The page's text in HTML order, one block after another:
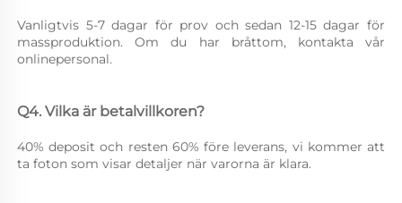
Vanligtvis 5-7 dagar för prov och sedan 12-15 dagar för
massproduktion. Om du har bråttom, kontakta vår
onlinepersonal.
Q4. Vilka är betalvillkoren?
40% deposit och resten 60% före leverans, vi kommer att
ta foton som visar detaljer när varorna är klara.